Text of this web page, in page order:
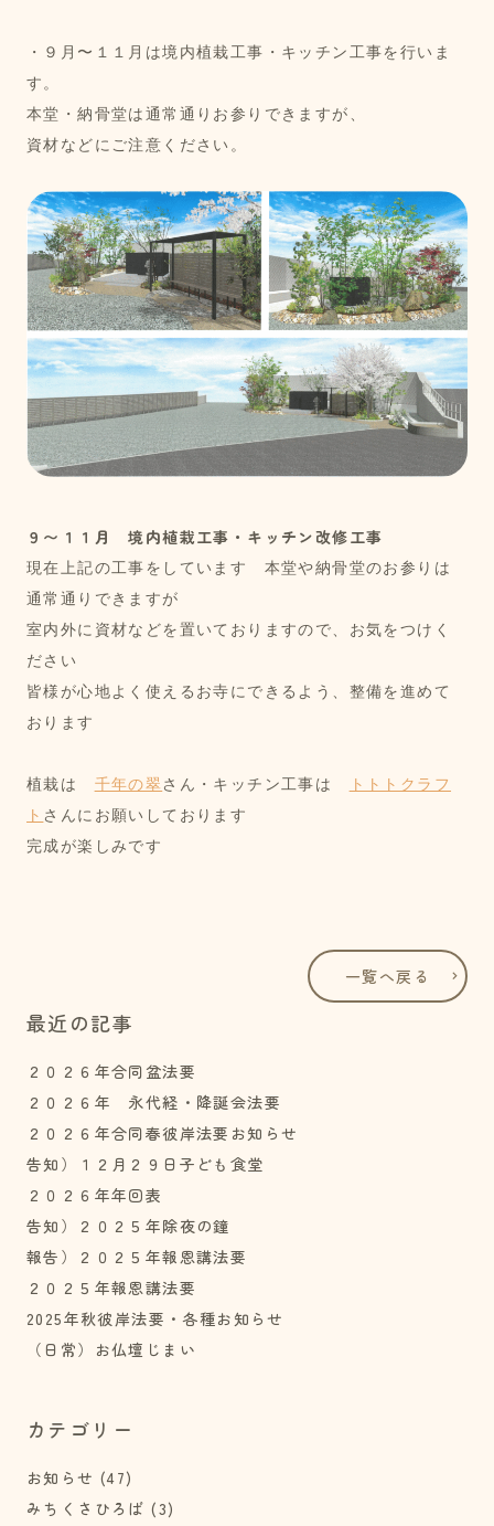
・９月〜１１月は境内植栽工事・キッチン工事を行いま
す。
本堂・納骨堂は通常通りお参りできますが、
資材などにご注意ください。
９〜１１月 境内植栽工事・キッチン改修工事
現在上記の工事をしています　本堂や納骨堂のお参りは
通常通りできますが
室内外に資材などを置いておりますので、お気をつけく
ださい
皆様が心地よく使えるお寺にできるよう、整備を進めて
おります
植栽は 千年の翠さん・キッチン工事は
トトトクラフ
ト さんにお願いしております
完成が楽しみです
一覧へ戻る
最近の記事
２０２６年合同盆法要
２０２６年 永代経・降誕会法要
２０２６年合同春彼岸法要お知らせ
告知）１２月２９日子ども食堂
２０２６年年回表
告知）２０２５年除夜の鐘
報告）２０２５年報恩講法要
２０２５年報恩講法要
2025年秋彼岸法要・各種お知らせ
（日常）お仏壇じまい
カテゴリー
お知らせ (47)
みちくさひろば (3)